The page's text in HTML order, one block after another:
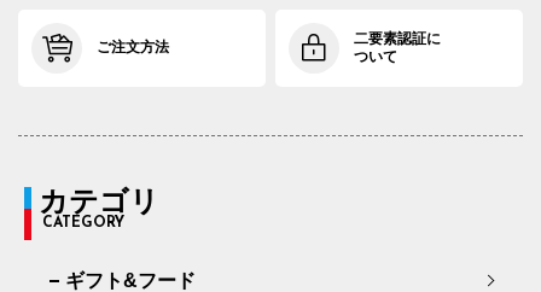
ご注文方法
二要素認証に
ついて
カテゴリ
CATEGORY
ギフト&フード